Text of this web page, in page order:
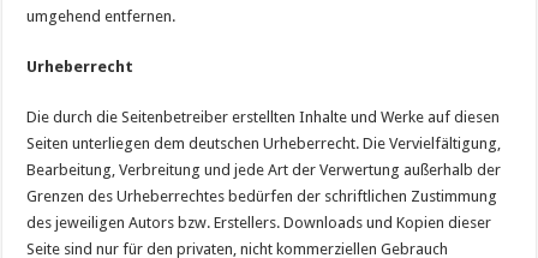
umgehend entfernen.
Urheberrecht
Die durch die Seitenbetreiber erstellten Inhalte und Werke auf diesen
Seiten unterliegen dem deutschen Urheberrecht. Die Vervielfältigung,
Bearbeitung, Verbreitung und jede Art der Verwertung außerhalb der
Grenzen des Urheberrechtes bedürfen der schriftlichen Zustimmung
des jeweiligen Autors bzw. Erstellers. Downloads und Kopien dieser
Seite sind nur für den privaten, nicht kommerziellen Gebrauch